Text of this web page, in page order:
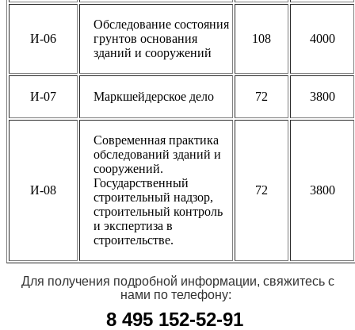
И-06
Обследование состояния
грунтов основания
зданий и сооружений
108 4000
И-07 Маркшейдерское дело 72 3800
И-08
Современная практика
обследований зданий и
сооружений.
Государственный
строительный надзор,
строительный контроль
и экспертиза в
строительстве.
72 3800
Для получения подробной информации, свяжитесь с
нами по телефону:
8 495 152-52-91